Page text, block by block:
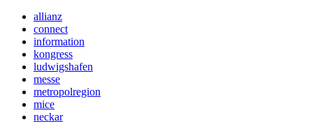
allianz
connect
information
kongress
ludwigshafen
messe
metropolregion
mice
neckar